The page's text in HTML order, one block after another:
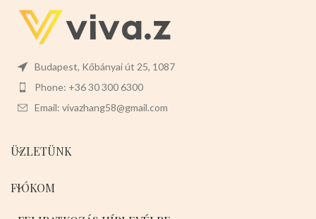
Budapest, Kőbányai út 25, 1087
Phone: +36 30 300 6300
Email: vivazhang58@gmail.com
ÜZLETÜNK
FIÓKOM